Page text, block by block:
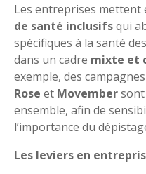
Les entreprises mettent
de santé inclusifsqui
spécifiques à la santé
dans un cadre mixte et
exemple, des
Rose et Movember
ensemble, afin de
l’importance du
Les leviers en